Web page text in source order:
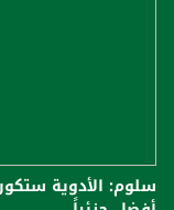
سلوم: الأدوية